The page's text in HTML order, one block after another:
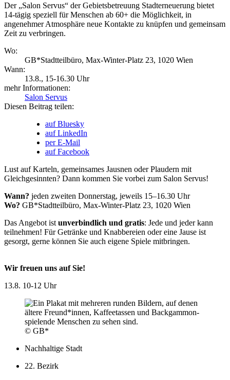
Der „Salon Servus“ der Gebietsbetreuung Stadterneuerung bietet
14-tägig speziell für Menschen ab 60+ die Möglichkeit, in
angenehmer Atmosphäre neue Kontakte zu knüpfen und gemeinsam
Zeit zu verbringen.
Wo:
GB*Stadtteilbüro, Max-Winter-Platz 23, 1020 Wien
Wann:
13.8., 15-16.30 Uhr
mehr Informationen:
Salon Servus
Diesen Beitrag teilen:
auf Bluesky
auf LinkedIn
per E-Mail
auf Facebook
Lust auf Karteln, gemeinsames Jausnen oder Plaudern mit
Gleichgesinnten? Dann kommen Sie vorbei zum Salon Servus!
Wann? jeden zweiten Donnerstag, jeweils 15–16.30 Uhr
Wo? GB*Stadtteilbüro, Max-Winter-Platz 23, 1020 Wien
Das Angebot ist unverbindlich und gratis: Jede und jeder kann
teilnehmen! Für Getränke und Knabbereien oder eine Jause ist
gesorgt, gerne können Sie auch eigene Spiele mitbringen.
Wir freuen uns auf Sie!
13.8. 10-12 Uhr
© GB*
Nachhaltige Stadt
22. Bezirk